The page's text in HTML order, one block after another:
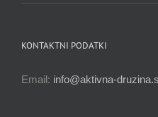
KONTAKTNI PODATKI
Email: info@aktivna-